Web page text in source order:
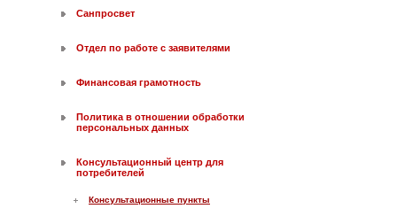
Санпросвет
Отдел по работе с заявителями
Финансовая грамотность
Политика в отношении обработки
персональных данных
Консультационный центр для
потребителей
Консультационные пункты